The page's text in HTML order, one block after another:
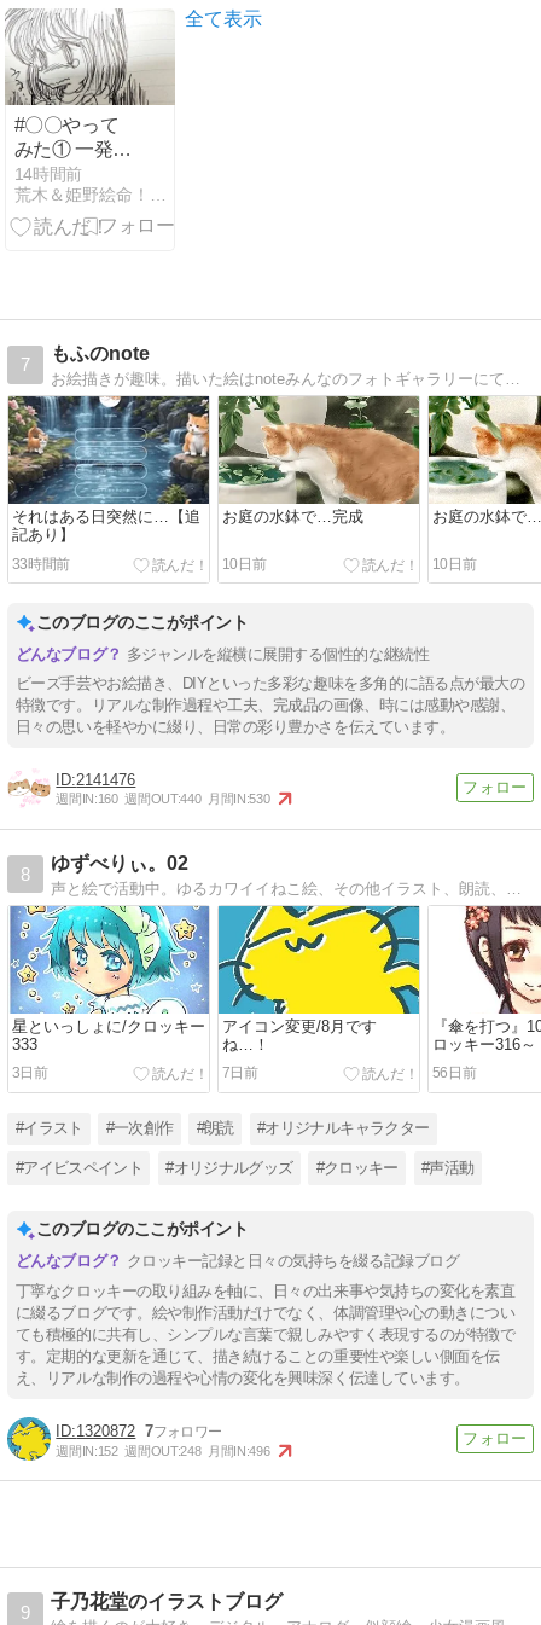
#〇〇やって
みた① 一発描
き描きまくり
～(笑)
14時間前
荒木＆姫野絵命！？のグシ裕美のお絵かき攻撃！！
全て表示
7
もふのnote
お絵描きが趣味。描いた絵はnoteみんなのフォトギャラリーにて共有中。
それはある日突然に…【追
記あり】
33時間前
お庭の水鉢で…完成
10日前
お庭の水鉢で…
10日前
このブログのここがポイント
多ジャンルを縦横に展開する個性的な継続性
ビーズ手芸やお絵描き、DIYといった多彩な趣味を多角的に語る点が最大の
特徴です。リアルな制作過程や工夫、完成品の画像、時には感動や感謝、
日々の思いを軽やかに綴り、日常の彩り豊かさを伝えています。
2141476
週間IN:160 週間OUT:440 月間IN:530
8
ゆずべりぃ。02
星といっしょに/クロッキー
333
3日前
アイコン変更/8月です
ね…！
7日前
『傘を打つ』
ロッキー316～
56日前
#イラスト #一次創作 #朗読 #オリジナルキャラクター
#アイビスペイント #オリジナルグッズ #クロッキー #声活動
このブログのここがポイント
クロッキー記録と日々の気持ちを綴る記録ブログ
丁寧なクロッキーの取り組みを軸に、日々の出来事や気持ちの変化を素直
に綴るブログです。絵や制作活動だけでなく、体調管理や心の動きについ
ても積極的に共有し、シンプルな言葉で親しみやすく表現するのが特徴で
す。定期的な更新を通じて、描き続けることの重要性や楽しい側面を伝
え、リアルな制作の過程や心情の変化を興味深く伝達しています。
1320872 7
週間IN:152 週間OUT:248 月間IN:496
9
子乃花堂のイラストブログ